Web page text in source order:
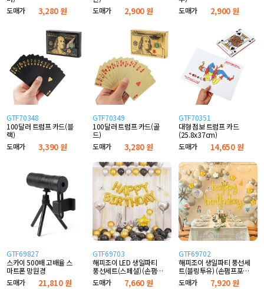
도매가
3,280 원
도매가
2,900 원
도매가
2,900 원
GTF70348
100달러 트럼프 카드(블
랙)
도매가
3,390 원
GTF70349
100달러 트럼프 카드(골
드)
도매가
3,280 원
GTF70351
대형 점보 트럼프 카드
(25.8x37cm)
도매가
14,650 원
GTF69827
스카이 500배 고배율 스
마트폰 망원경
도매가
21,810 원
GTF69703
해피조이 LED 생일파티
풍선세트(스페셜) (손펌프
포함)
도매가 7,660 원
GTF69702
해피조이 생일파티 풍선세
트(블링투유) (손펌프포
함)
도매가 7,920 원